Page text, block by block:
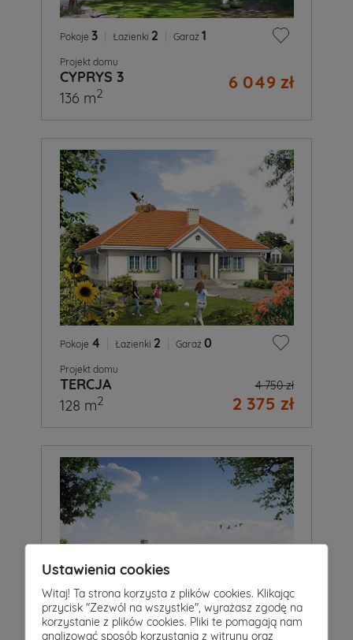
Pokoje 3 Łazienki 2 Garaż 1
Projekt domu
CYPRYS 3 6 049 zł
136 m2
Pokoje 4 Łazienki 2 Garaż 0
Projekt domu
TERCJA 4 750 zł
2 375 zł
128 m2
Ustawienia cookies
Witaj! Ta strona korzysta z plików cookies. Klikając
przycisk "Zezwól na wszystkie", wyrażasz zgodę na
korzystanie z plików cookies. Pliki te pomagają nam
analizować sposób korzystania z witryny oraz